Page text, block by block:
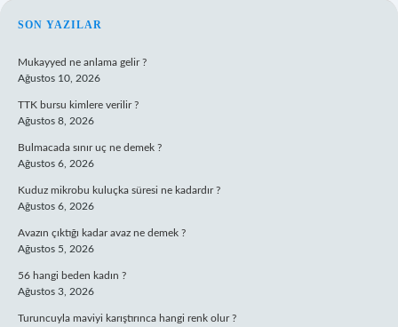
SIDEBAR
SON YAZILAR
Mukayyed ne anlama gelir ?
Ağustos 10, 2026
TTK bursu kimlere verilir ?
Ağustos 8, 2026
Bulmacada sınır uç ne demek ?
Ağustos 6, 2026
Kuduz mikrobu kuluçka süresi ne kadardır ?
Ağustos 6, 2026
Avazın çıktığı kadar avaz ne demek ?
Ağustos 5, 2026
56 hangi beden kadın ?
Ağustos 3, 2026
Turuncuyla maviyi karıştırınca hangi renk olur ?